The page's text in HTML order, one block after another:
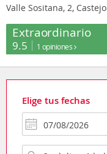
Valle Sositana, 2,
Extraordinario
9.5 1 opiniones
Elige tus fechas